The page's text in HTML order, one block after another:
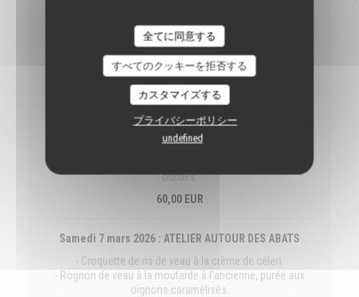
全てに同意する
すべてのクッキーを拒否する
カスタマイズする
プライバシーポリシー
undefined
Samedi 17 janvier 2026 : ATELIER CHOUX FARCIS
- Chou farci et ses petits légumes
- Choux chantilly
60,00 EUR
Samedi 7 février 2026 : ATELIER DES LEGUMES OUBLIES
- Tarte fine de topinambours et magret fumé.
oubliés.
60,00 EUR
Samedi 7 mars 2026 : ATELIER AUTOUR DES ABATS
- Croquette de ris de veau à la crème de céleri.
- Rognon de veau à la moutarde à l'ancienne, purée aux
oignons caramélisés.